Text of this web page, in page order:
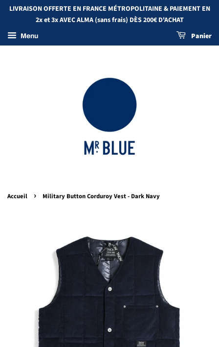
LIVRAISON OFFERTE EN FRANCE MÉTROPOLITAINE & PAIEMENT EN
2x et 3x AVEC ALMA (sans frais) DÈS 200€ D'ACHAT
Menu Panier
Accueil › Military Button Corduroy Vest - Dark Navy